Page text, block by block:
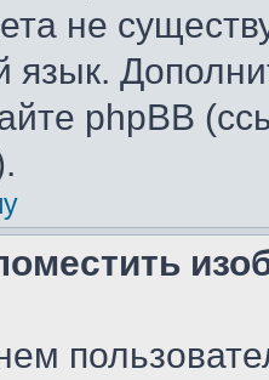
не
язык.
phpBB